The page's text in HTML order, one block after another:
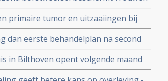
copy 1
primaire tumor en uitzaaiingen bij
gedacht blijkt uit biomoleculaire
dan eerste behandelplan na second
in Bilthoven in de Telegraaf
in Bilthoven opent volgende maand
en betalen specialistische zorg in